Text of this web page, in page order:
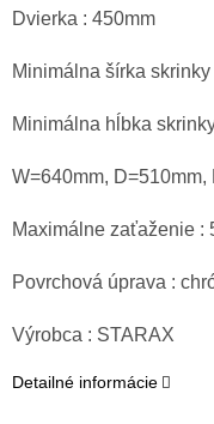
Dvierka : 450mm
Minimálna šírka
Minimálna hĺbka
W=640mm, D=510mm,
Maximálne zaťaženie :
Povrchová úprava :
Výrobca : STARAX
Detailné informácie